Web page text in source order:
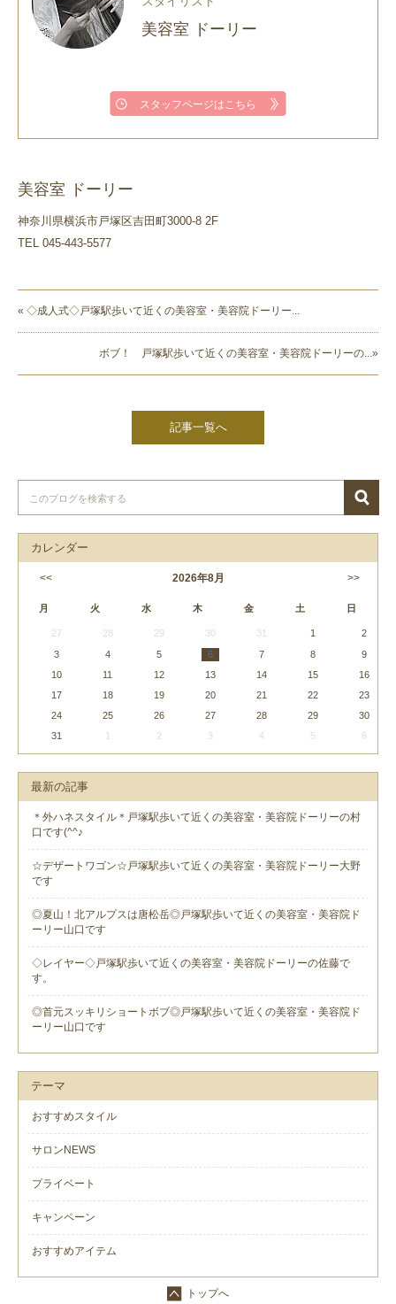
美容室 ドーリー
スタッフページはこちら
美容室 ドーリー
神奈川県横浜市戸塚区吉田町3000-8 2F
TEL 045-443-5577
« ◇成人式◇戸塚駅歩いて近くの美容室・美容院ドーリー...
ボブ！ 戸塚駅歩いて近くの美容室・美容院ドーリーの...»
記事一覧へ
カレンダー
2026年8月
<< >>
月 火 水 木 金 土 日
27 28 29 30 31 1
2
3
4 5 6 7 8
9
10
11 12 13 14 15
16
17
18 19 20 21 22
23
24
25 26 27 28 29
30
31
1 2 3 4 5 6
最新の記事
＊外ハネスタイル＊戸塚駅歩いて近くの美容室・美容院ドーリーの村
口です(^^♪
☆デザートワゴン☆戸塚駅歩いて近くの美容室・美容院ドーリー大野
です
◎夏山！北アルプスは唐松岳◎戸塚駅歩いて近くの美容室・美容院ド
ーリー山口です
◇レイヤー◇戸塚駅歩いて近くの美容室・美容院ドーリーの佐藤で
す。
◎首元スッキリショートボブ◎戸塚駅歩いて近くの美容室・美容院ド
ーリー山口です
テーマ
おすすめスタイル
サロンNEWS
プライベート
キャンペーン
おすすめアイテム
トップへ